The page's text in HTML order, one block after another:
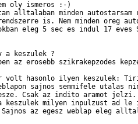
oly ismeros :-)
alltalaban minden autostarsam
is. Nem minden oreg
eleg 5 sec es indul 17 eves
keszulek ?
az erosebb szikrakepzodes
volt hasonlo ilyen keszulek:
sajnos semmifele utalas
Csak az indito aramot
keszulek milyen inpulzust ad le
Sajnos az egesz weblap eleg